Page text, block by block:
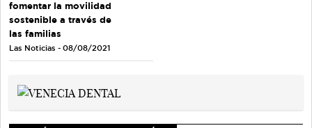
fomentar la movilidad
sostenible a través de
las familias
Las Noticias - 08/08/2021